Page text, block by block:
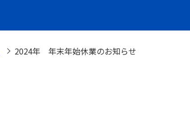
2024年 年末年始休業のお知らせ